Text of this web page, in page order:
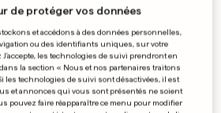
de protéger vos données
et accédons à des données personnelles,
ou des identifiants uniques, sur votre
les technologies de suivi prendront en
la section « Nous et nos partenaires traitons
les technologies de suivi sont désactivées, il est
et annonces qui vous sont présentés ne soient
pouvez faire réapparaître ce menu pour modifier